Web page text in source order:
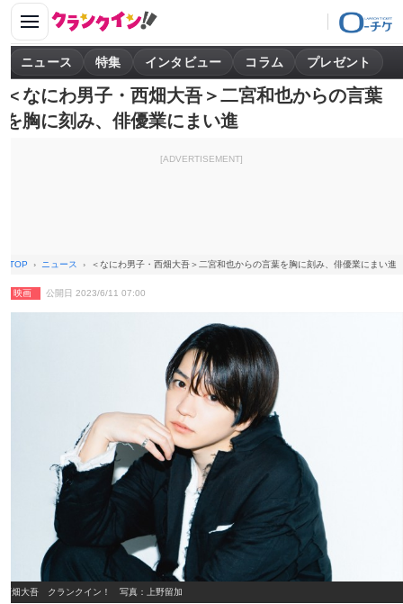
ニュース 特集 インタビュー コラム プレゼント
＜なにわ男子・西畑大吾＞二宮和也からの言葉
を胸に刻み、俳優業にまい進
[ADVERTISEMENT]
TOP ニュース ＜なにわ男子・西畑大吾＞二宮和也からの言葉を胸に刻み、俳優業にまい進
映画 公開日 2023/6/11 07:00
西畑大吾 クランクイン！ 写真：上野留加